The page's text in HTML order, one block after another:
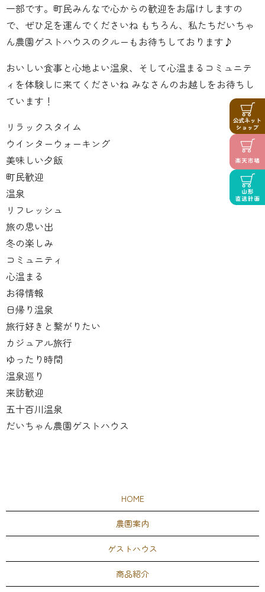
一部です。町民みんなで心からの歓迎をお届けしますの
で、ぜひ足を運んでくださいね もちろん、私たちだいちゃ
ん農園ゲストハウスのクルーもお待ちしております♪
おいしい食事と心地よい温泉、そして心温まるコミュニテ
ィを体験しに来てくださいね みなさんのお越しをお待ちし
ています！
リラックスタイム
ウインターウォーキング
美味しい夕飯
町民歓迎
温泉
リフレッシュ
旅の思い出
冬の楽しみ
コミュニティ
心温まる
お得情報
日帰り温泉
旅行好きと繋がりたい
カジュアル旅行
ゆったり時間
温泉巡り
来訪歓迎
五十百川温泉
だいちゃん農園ゲストハウス
HOME
農園案内
ゲストハウス
商品紹介